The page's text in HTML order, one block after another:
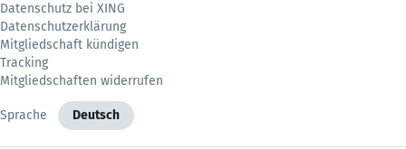
Datenschutz bei XING
Datenschutzerklärung
Mitgliedschaft kündigen
Tracking
Mitgliedschaften widerrufen
Sprache Deutsch